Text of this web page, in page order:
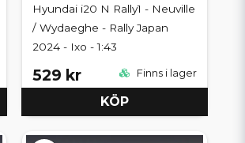
Hyundai i20 N Rally1 - Neuville
/ Wydaeghe - Rally Japan
2024 - Ixo - 1:43
529 kr Finns i lager
KÖP